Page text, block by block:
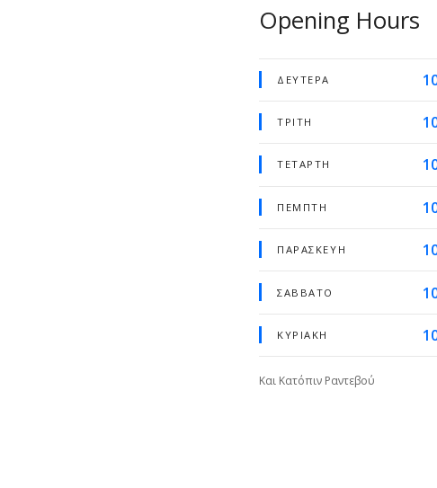
Opening Hours
ΔΕΥΤΈΡΑ
ΤΡΊΤΗ
ΤΕΤΆΡΤΗ
ΠΈΜΠΤΗ
ΠΑΡΑΣΚΕΥΉ
ΣΆΒΒΑΤΟ
ΚΥΡΙΑΚΉ
Και Κατόπιν Ραντεβού